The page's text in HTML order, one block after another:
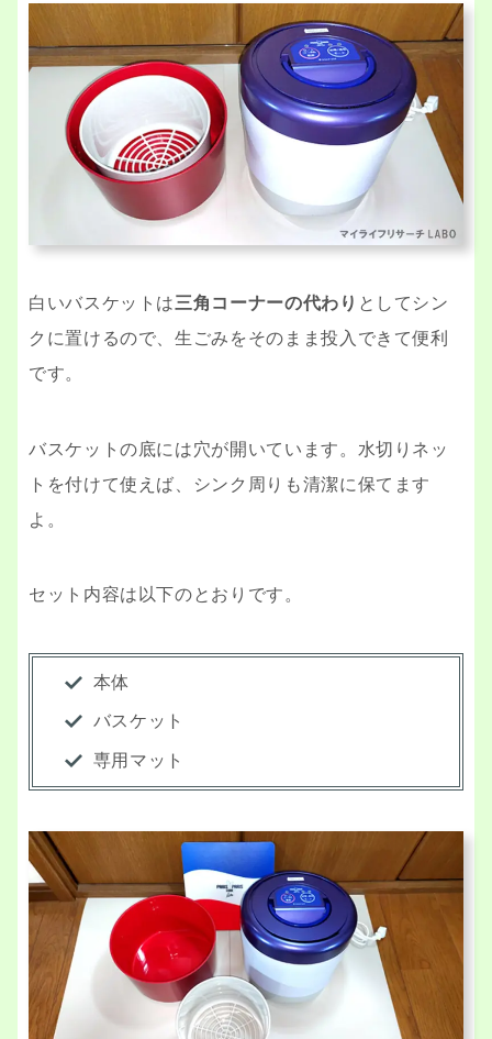
白いバスケットは三角コーナーの代わり としてシン
クに置けるので、生ごみをそのまま投入できて便利
です。
バスケットの底には穴が開いています。水切りネッ
トを付けて使えば、シンク周りも清潔に保てます
よ。
セット内容は以下のとおりです。
本体
バスケット
専用マット